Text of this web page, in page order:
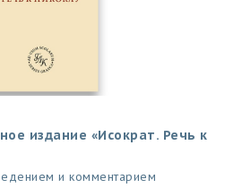
издание «Исократ. Речь к
и комментарием